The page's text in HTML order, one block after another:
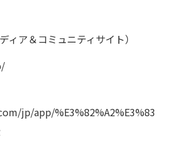
ィア＆コミュニティサイト）
jp/app/%E3%82%A2%E3%83